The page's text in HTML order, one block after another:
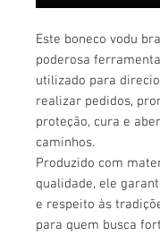
Este boneco vodu
poderosa
utilizado para
realizar pedidos,
proteção, cura e
caminhos.
Produzido com
qualidade, ele
e respeito às
para quem busca